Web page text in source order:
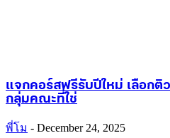
แจกคอร์สฟรีรับปีใหม่ เลือกติ
กลุ่มคณะที่ใช่
พี่โม - December 24, 2025